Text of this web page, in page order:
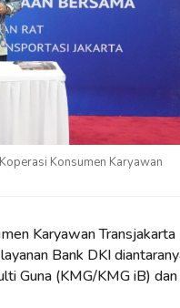
Konsumen Karyawan
Karyawan Transjakarta
Bank DKI
Guna (KMG/KMG iB)